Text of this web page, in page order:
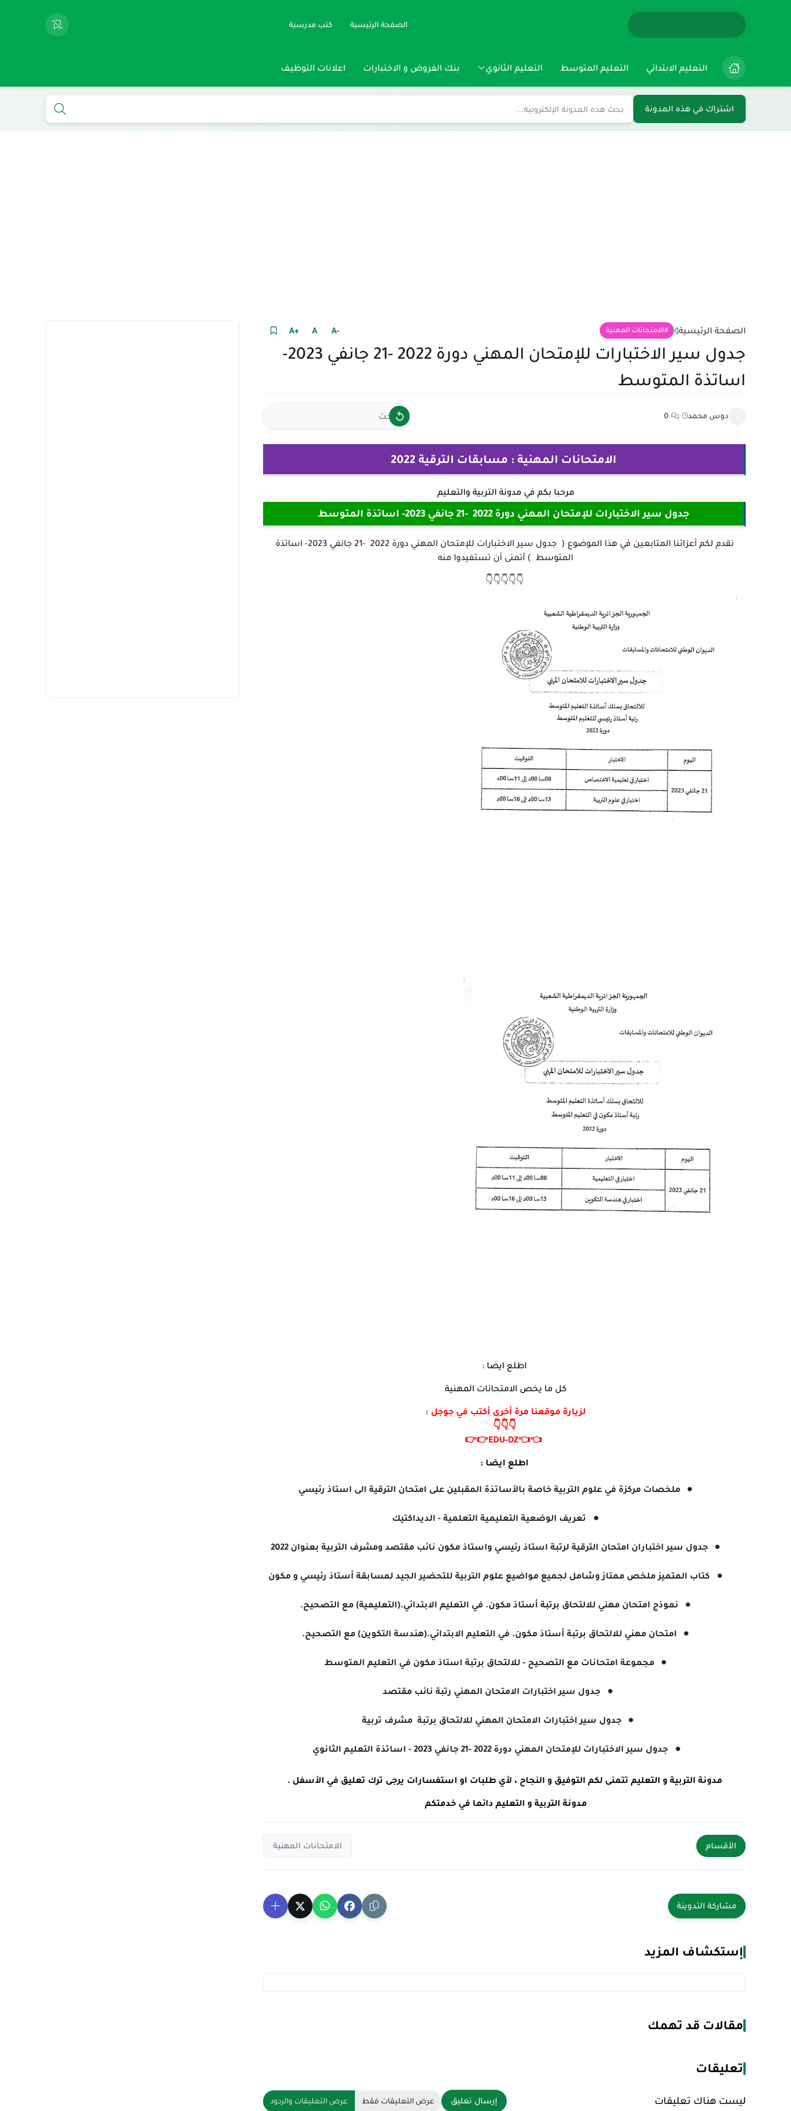
الصفحة الرئيسية كتب مدرسية
التعليم الابتدائي التعليم المتوسط التعليم الثانوي بنك الفروض و الاختبارات اعلانات التوظيف
اشتراك في هذه المدونة
الصفحة الرئيسية الامتحانات المهنية +A A -A
جدول سير الاختبارات للإمتحان المهني دورة 2022 -21 جانفي 2023-
اساتذة المتوسط
دوس محمد 0
الامتحانات المهنية : مسابقات الترقية 2022
مرحبا بكم في مدونة التربية والتعليم
جدول سير الاختبارات للإمتحان المهني دورة 2022 -21 جانفي 2023- اساتذة المتوسط
نقدم لكم أعزائنا المتابعين في هذا الموضوع ( جدول سير الاختبارات للإمتحان المهني دورة 2022 -21 جانفي 2023- اساتذة
المتوسط ) أتمنى أن تستفيدوا منه
👇👇👇👇👇
اطلع ايضا :
كل ما يخص الامتحانات المهنية
لزيارة موقعنا مرة أخرى أكتب في جوجل :
👇👇👇
👈👈
EDU-DZ
👉👉
اطلع ايضا :
ملخصات مركزة في علوم التربية خاصة بالأساتذة المقبلين على امتحان الترقية الى استاذ رئيسي
تعريف الوضعية التعليمية التعلمية - الديداكتيك
جدول سير اختباران امتحان الترقية لرتبة استاذ رئيسي واستاذ مكون نائب مقتصد ومشرف التربية بعنوان 2022
كتاب المتميز ملخص ممتاز وشامل لجميع مواضيع علوم التربية للتحضير الجيد لمسابقة أستاذ رئيسي و مكون
نموذج امتحان مهني للالتحاق برتبة أستاذ مكون. في التعليم الابتدائي.(التعليمية) مع التصحيح.
امتحان مهني للالتحاق برتبة أستاذ مكون. في التعليم الابتدائي.(هندسة التكوين) مع التصحيح.
مجموعة امتحانات مع التصحيح - للالتحاق برتبة استاذ مكون في التعليم المتوسط
جدول سير اختبارات الامتحان المهني رتبة نائب مقتصد
جدول سير اختبارات الامتحان المهني للالتحاق برتبة مشرف تربية
جدول سير الاختبارات للإمتحان المهني دورة 2022 -21 جانفي 2023 - اساتذة التعليم الثانوي
مدونة التربية و التعليم تتمنى لكم التوفيق و النجاح ، لأي طلبات او استفسارات يرجى ترك تعليق في الأسفل .
مدونة التربية و التعليم دائما في خدمتكم
الأقسام الامتحانات المهنية
إستكشاف المزيد
مقالات قد تهمك
تعليقات
ليست هناك تعليقات إرسال تعليق عرض التعليقات فقط عرض التعليقات والردود